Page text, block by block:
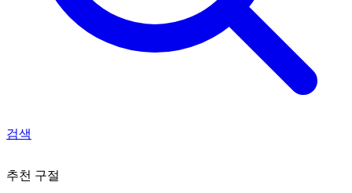
검색
추천 구절